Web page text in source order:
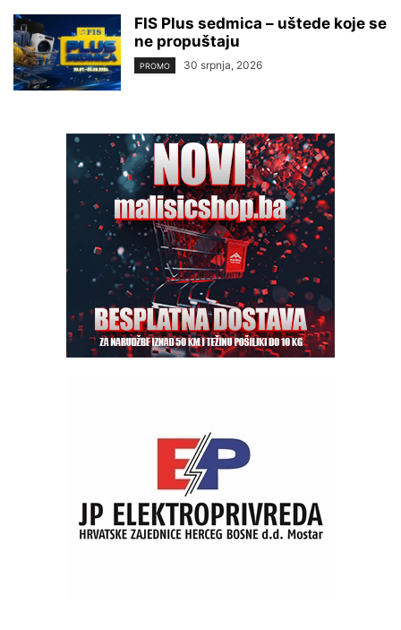
FIS Plus sedmica – uštede koje se
ne propuštaju
PROMO 30 srpnja, 2026